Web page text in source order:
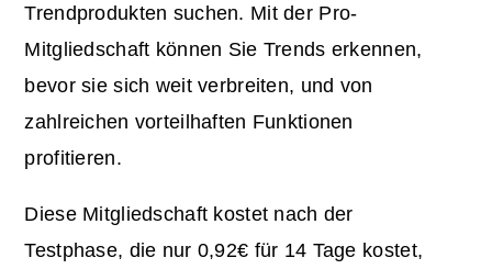
Trendprodukten suchen. Mit der Pro-
Mitgliedschaft können Sie Trends erkennen,
bevor sie sich weit verbreiten, und von
zahlreichen vorteilhaften Funktionen
profitieren.
Diese Mitgliedschaft kostet nach der
Testphase, die nur 0,92€ für 14 Tage kostet,